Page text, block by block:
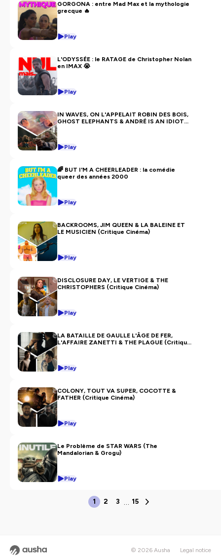
GORGONA : entre Mad Max et la mythologie
grecque 🔥
Play
L'ODYSSÉE : le RATAGE de Christopher Nolan
en IMAX 😭
Play
IN WAVES, ON L'APPELAIT ROBIN DES BOIS,
GHOST ELEPHANTS & ANDRÉ IS AN IDIOT
Play
🌈 BUT I'M A CHEERLEADER : la comédie
queer des années 2000
Play
BACKROOMS, JIM QUEEN & LA BALEINE ET
LE MUSICIEN (Critique Cinéma)
Play
DISCLOSURE DAY, LE VERTIGE & THE
CHRISTOPHERS (Critique Cinéma)
Play
LA BATAILLE DE GAULLE L'ÂGE DE FER,
L'AFFAIRE ZANETTI & THE PLAGUE (Critique
Play
COLONY, TOUT VA SUPER, COCOTTE &
FATHER (Critique Cinéma)
Play
Le Problème de STAR WARS (The
Mandalorian & Grogu)
Play
1 2 3 15
© 2026 Ausha Legal notice